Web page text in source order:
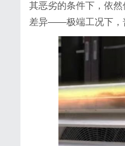
其恶劣的条件下，依
差异——极端工况下，